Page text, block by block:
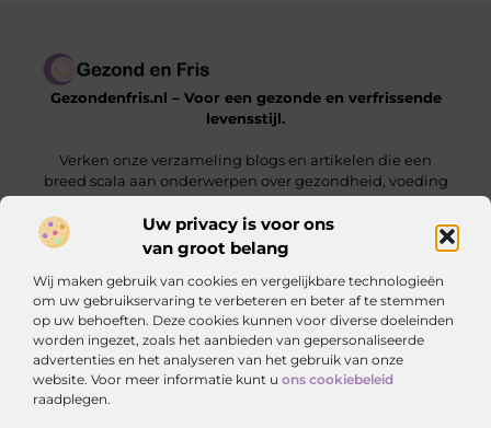
Uw privacy is voor ons
van groot belang
Wij maken gebruik van cookies en vergelijkbare technologieën
om uw gebruikservaring te verbeteren en beter af te stemmen
op uw behoeften. Deze cookies kunnen voor diverse doeleinden
worden ingezet, zoals het aanbieden van gepersonaliseerde
advertenties en het analyseren van het gebruik van onze
website. Voor meer informatie kunt u ons cookiebeleid
raadplegen.
Gezondenfris.nl – Voor een gezonde en verfrissende
levensstijl.
Verken onze verzameling blogs en artikelen die een
breed scala aan onderwerpen over gezondheid, voeding
en welzijn behandelen.
Onze informatie
Bericht categorie